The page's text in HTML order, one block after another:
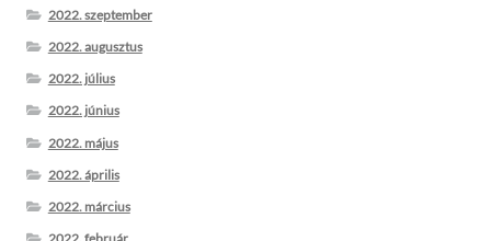
2022. szeptember
2022. augusztus
2022. július
2022. június
2022. május
2022. április
2022. március